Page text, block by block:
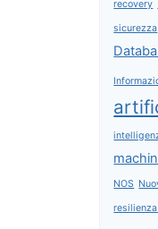
recovery
sicurezza
NOS